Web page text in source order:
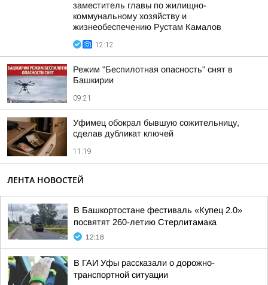
заместитель главы по жилищно-
коммунальному хозяйству и
жизнеобеспечению Рустам Камалов
12:12
Режим "Беспилотная опасность" снят в
Башкирии
09:21
Уфимец обокрал бывшую сожительницу,
сделав дубликат ключей
11:19
ЛЕНТА НОВОСТЕЙ
В Башкортостане фестиваль «Купец 2.0»
посвятят 260-летию Стерлитамака
12:18
В ГАИ Уфы рассказали о дорожно-
транспортной ситуации